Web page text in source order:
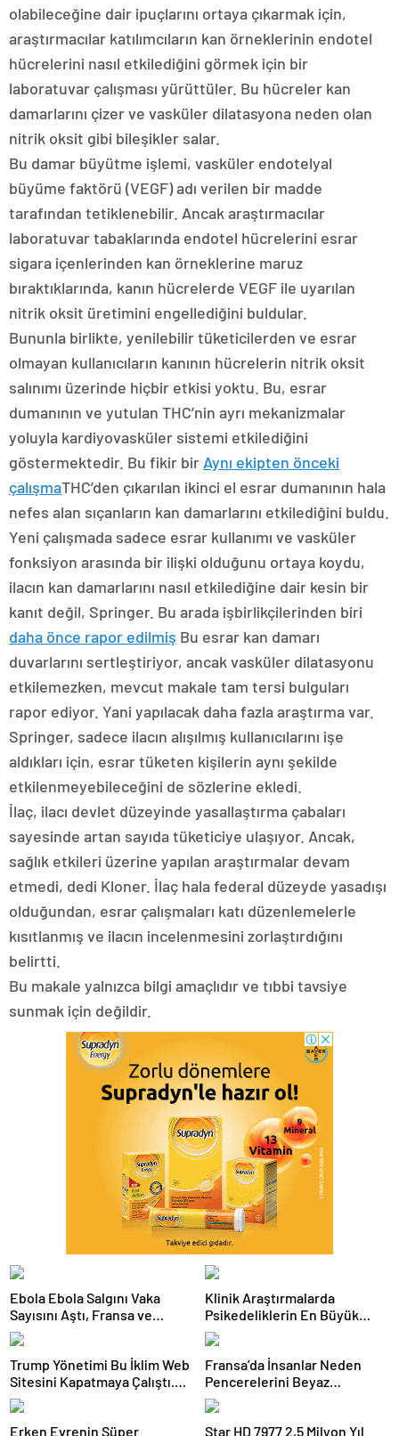
olabileceğine dair ipuçlarını ortaya çıkarmak için,
araştırmacılar katılımcıların kan örneklerinin endotel
hücrelerini nasıl etkilediğini görmek için bir
laboratuvar çalışması yürüttüler. Bu hücreler kan
damarlarını çizer ve vasküler dilatasyona neden olan
nitrik oksit gibi bileşikler salar.
Bu damar büyütme işlemi, vasküler endotelyal
büyüme faktörü (VEGF) adı verilen bir madde
tarafından tetiklenebilir. Ancak araştırmacılar
laboratuvar tabaklarında endotel hücrelerini esrar
sigara içenlerinden kan örneklerine maruz
bıraktıklarında, kanın hücrelerde VEGF ile uyarılan
nitrik oksit üretimini engellediğini buldular.
Bununla birlikte, yenilebilir tüketicilerden ve esrar
olmayan kullanıcıların kanının hücrelerin nitrik oksit
salınımı üzerinde hiçbir etkisi yoktu. Bu, esrar
dumanının ve yutulan THC’nin ayrı mekanizmalar
yoluyla kardiyovasküler sistemi etkilediğini
göstermektedir. Bu fikir bir Aynı ekipten önceki
çalışmaTHC’den çıkarılan ikinci el esrar dumanının hala
nefes alan sıçanların kan damarlarını etkilediğini buldu.
Yeni çalışmada sadece esrar kullanımı ve vasküler
fonksiyon arasında bir ilişki olduğunu ortaya koydu,
ilacın kan damarlarını nasıl etkilediğine dair kesin bir
kanıt değil, Springer. Bu arada işbirlikçilerinden biri
daha önce rapor edilmiş Bu esrar kan damarı
duvarlarını sertleştiriyor, ancak vasküler dilatasyonu
etkilemezken, mevcut makale tam tersi bulguları
rapor ediyor. Yani yapılacak daha fazla araştırma var.
Springer, sadece ilacın alışılmış kullanıcılarını işe
aldıkları için, esrar tüketen kişilerin aynı şekilde
etkilenmeyebileceğini de sözlerine ekledi.
İlaç, ilacı devlet düzeyinde yasallaştırma çabaları
sayesinde artan sayıda tüketiciye ulaşıyor. Ancak,
sağlık etkileri üzerine yapılan araştırmalar devam
etmedi, dedi Kloner. İlaç hala federal düzeyde yasadışı
olduğundan, esrar çalışmaları katı düzenlemelerle
kısıtlanmış ve ilacın incelenmesini zorlaştırdığını
belirtti.
Bu makale yalnızca bilgi amaçlıdır ve tıbbi tavsiye
sunmak için değildir.
Ebola Ebola Salgını Vaka
Sayısını Aştı, Fransa ve
Uganda’da Tespit Edildi
Klinik Araştırmalarda
Psikedeliklerin En Büyük
Etkisi Gözden Kaçıyor
Olabilir: İnsanların
Hedeflerini, Değerlerini,
Kariyerlerini ve İlişkilerini
Değiştiriyor Gibi
Görünüyorlar
Trump Yönetimi Bu İklim Web
Sitesini Kapatmaya Çalıştı.
Bilim Adamları Onu Tekrar
Çevrimiçi Hale Getirdi
Fransa’da İnsanlar Neden
Pencerelerini Beyaz
Tebeşirle Boyuyor?
Erken Evrenin Süper
Star HD 7977 2,5 Milyon Yıl